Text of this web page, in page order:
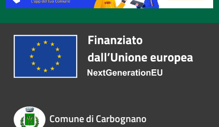
Comune di Carbognano